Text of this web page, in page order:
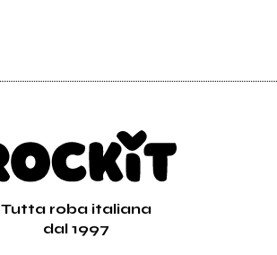
Tutta roba italiana
dal 1997